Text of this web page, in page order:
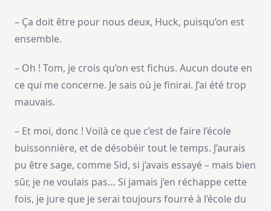
– Ça doit être pour nous deux, Huck, puisqu’on est
ensemble.
– Oh ! Tom, je crois qu’on est fichus. Aucun doute en
ce qui me concerne. Je sais où je finirai. J’ai été trop
mauvais.
– Et moi, donc ! Voilà ce que c’est de faire l’école
buissonnière, et de désobéir tout le temps. J’aurais
pu être sage, comme Sid, si j’avais essayé – mais bien
sûr, je ne voulais pas… Si jamais j’en réchappe cette
fois, je jure que je serai toujours fourré à l’école du